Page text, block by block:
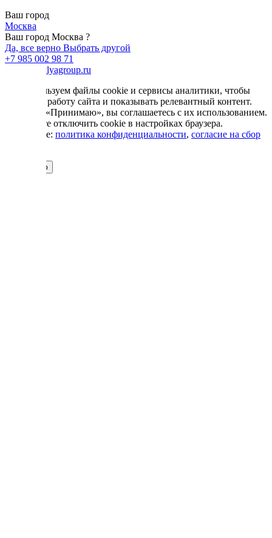
Ваш город
Москва
Ваш город Москва ?
Да, все верно Выбрать другой
+7 985 002 98 71
info@krovlyagroup.ru
Мы используем файлы cookie и сервисы аналитики, чтобы
улучшить работу сайта и показывать релевантный контент.
Нажимая «Принимаю», вы соглашаетесь с их использованием.
Вы можете отключить cookie в настройках браузера.
Подробнее: политика конфиденциальности, согласие на сбор
Принимаю